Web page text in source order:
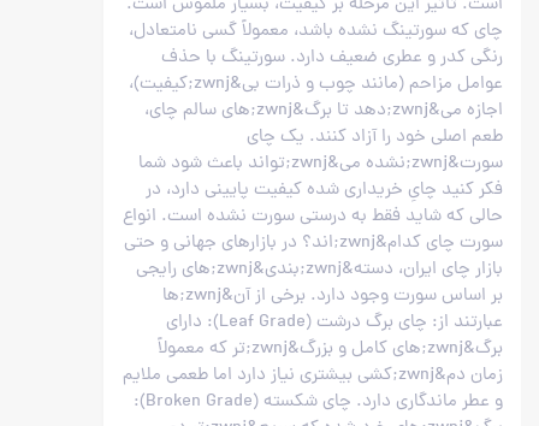
است. تأثیر این مرحله بر کیفیت، بسیار ملموس است.
چای که سورتینگ نشده باشد، معمولاً گسی نامتعادل،
رنگی کدر و عطری ضعیف دارد. سورتینگ با حذف
عوامل مزاحم (مانند چوب و ذرات بی&zwnj;کیفیت)،
اجازه می&zwnj;دهد تا برگ&zwnj;های سالم چای،
طعم اصلی خود را آزاد کنند. یک چای
سورت&zwnj;نشده می&zwnj;تواند باعث شود شما
فکر کنید چایِ خریداری شده کیفیت پایینی دارد، در
حالی که شاید فقط به درستی سورت نشده است. انواع
سورت چای کدام&zwnj;اند؟ در بازارهای جهانی و حتی
بازار چای ایران، دسته&zwnj;بندی&zwnj;های رایجی
بر اساس سورت وجود دارد. برخی از آن&zwnj;ها
عبارتند از: چای برگ درشت (Leaf Grade): دارای
برگ&zwnj;های کامل و بزرگ&zwnj;تر که معمولاً
زمان دم&zwnj;کشی بیشتری نیاز دارد اما طعمی ملایم
و عطر ماندگاری دارد. چای شکسته (Broken Grade):